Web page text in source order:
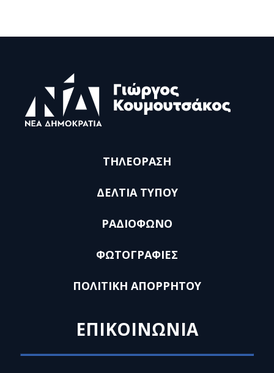
ΤΗΛΕΟΡΑΣΗ
ΔΕΛΤΙΑ ΤΥΠΟΥ
ΡΑΔΙΟΦΩΝΟ
ΦΩΤΟΓΡΑΦΙΕΣ
ΠΟΛΙΤΙΚΗ ΑΠΟΡΡΗΤΟΥ
ΕΠΙΚΟΙΝΩΝΙΑ